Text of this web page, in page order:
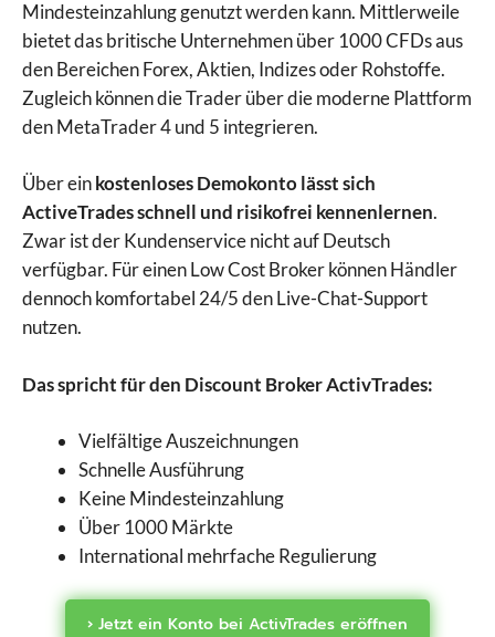
Mindesteinzahlung genutzt werden kann. Mittlerweile
bietet das britische Unternehmen über 1000 CFDs aus
den Bereichen Forex, Aktien, Indizes oder Rohstoffe.
Zugleich können die Trader über die moderne Plattform
den MetaTrader 4 und 5 integrieren.
Über einkostenloses Demokonto lässt sich
ActiveTrades schnell und risikofrei kennenlernen.
Zwar ist der Kundenservice nicht auf Deutsch
verfügbar. Für einen Low Cost Broker können Händler
dennoch komfortabel 24/5 den Live-Chat-Support
nutzen.
Das spricht für den Discount Broker ActivTrades:
Vielfältige Auszeichnungen
Schnelle Ausführung
Keine Mindesteinzahlung
Über 1000 Märkte
International mehrfache Regulierung
› Jetzt ein Konto bei ActivTrades eröffnen